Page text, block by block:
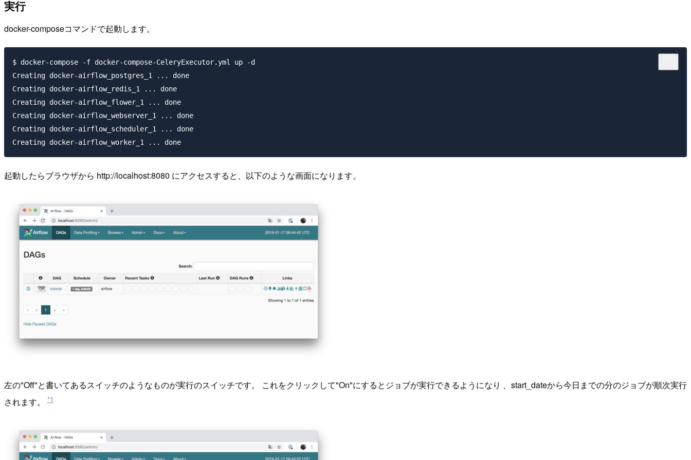
実行
docker-composeコマンドで起動します。
$ docker-compose -f docker-compose-CeleryExecutor.yml up -d
Creating docker-airflow_postgres_1 ... done
Creating docker-airflow_redis_1 ... done
Creating docker-airflow_flower_1 ... done
Creating docker-airflow_webserver_1 ... done
Creating docker-airflow_scheduler_1 ... done
起動したらブラウザから http://localhost:8080 にアクセスすると、以下のような画面になります。
左の"Off"と書いてあるスイッチのようなものが実行のスイッチです。 これをクリックして"On"にするとジョブが実行できるようになり 、start_dateから今日までの分のジョブが順次実行
されます。
*1